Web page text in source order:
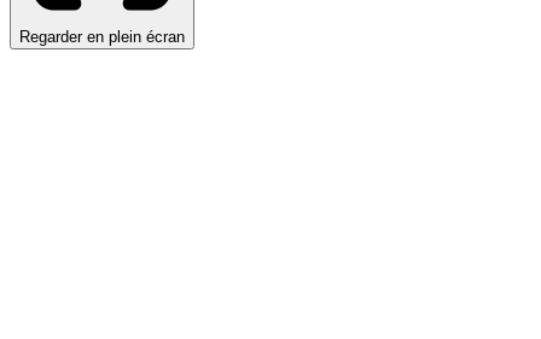
Regarder en plein écran